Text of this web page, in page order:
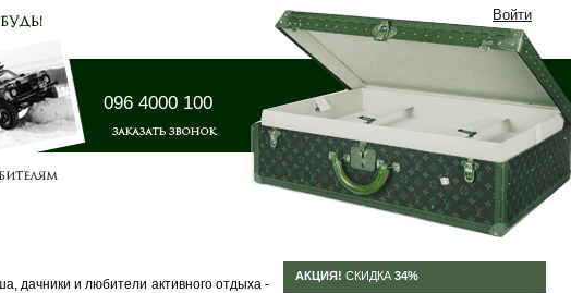
096 4000 100
дачники и любители активного отдыха -
АКЦИЯ! СКИДКА 34%
Войти